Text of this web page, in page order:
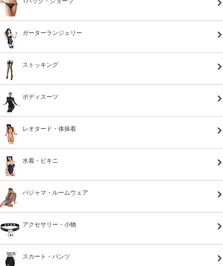
ガーターランジェリー
ストッキング
ボディスーツ
レオタード・体操着
水着・ビキニ
パジャマ・ルームウェア
アクセサリー・小物
スカート・パンツ